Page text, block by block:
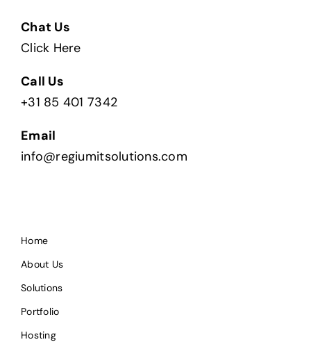
Chat Us
Click Here
Call Us
+31 85 401 7342
Email
info@regiumitsolutions.com
Home
About Us
Solutions
Portfolio
Hosting